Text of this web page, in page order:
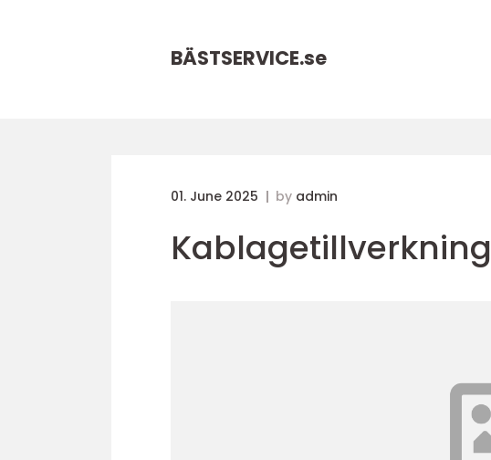
BÄSTSERVICE.se
01. June 2025 by admin
Kablagetillverkning